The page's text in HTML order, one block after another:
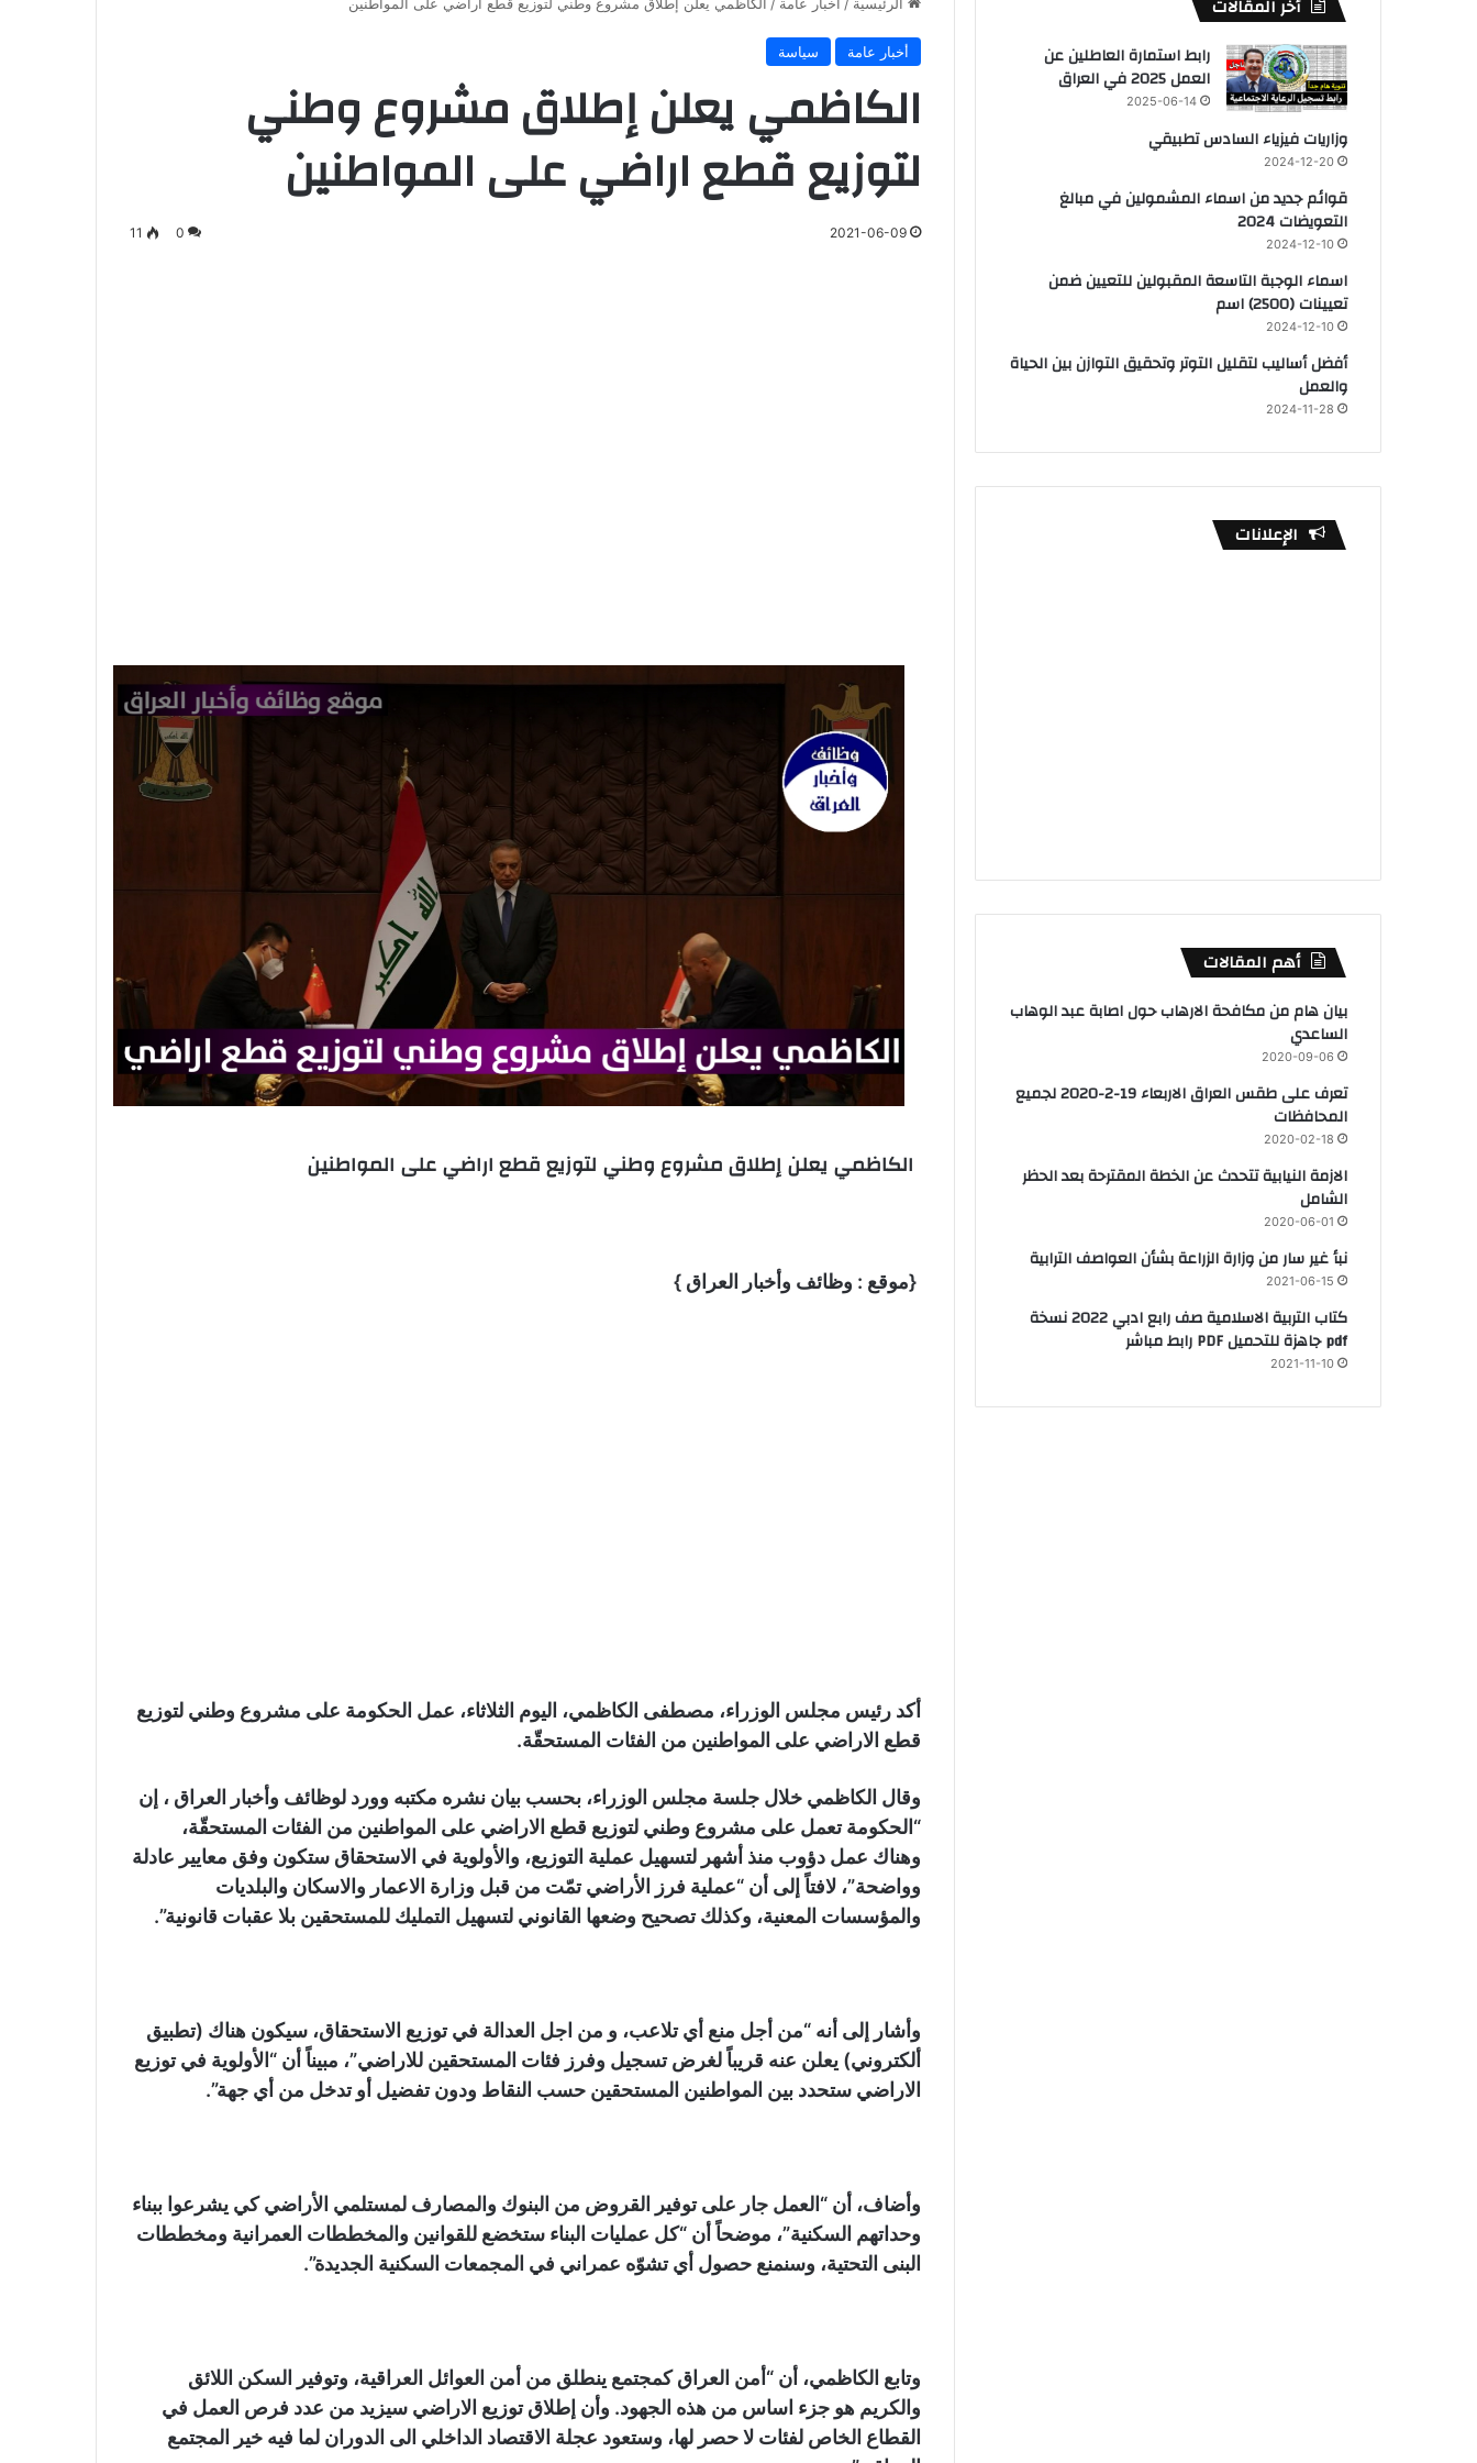
أخبار عامة سياسة
الكاظمي يعلن إطلاق مشروع وطني
لتوزيع قطع اراضي على المواطنين
2021-06-09
0
11
الكاظمي يعلن إطلاق مشروع وطني لتوزيع قطع اراضي على المواطنين
{موقع : وظائف وأخبار العراق }
أكد رئيس مجلس الوزراء، مصطفى الكاظمي، اليوم الثلاثاء، عمل الحكومة على مشروع وطني لتوزيع
قطع الاراضي على المواطنين من الفئات المستحقّة.
وقال الكاظمي خلال جلسة مجلس الوزراء، بحسب بيان نشره مكتبه وورد لوظائف وأخبار العراق ، إن
“الحكومة تعمل على مشروع وطني لتوزيع قطع الاراضي على المواطنين من الفئات المستحقّة،
وهناك عمل دؤوب منذ أشهر لتسهيل عملية التوزيع، والأولوية في الاستحقاق ستكون وفق معايير عادلة
وواضحة”، لافتاً إلى أن “عملية فرز الأراضي تمّت من قبل وزارة الاعمار والاسكان والبلديات
والمؤسسات المعنية، وكذلك تصحيح وضعها القانوني لتسهيل التمليك للمستحقين بلا عقبات قانونية”.
وأشار إلى أنه “من أجل منع أي تلاعب، و من اجل العدالة في توزيع الاستحقاق، سيكون هناك (تطبيق
ألكتروني) يعلن عنه قريباً لغرض تسجيل وفرز فئات المستحقين للاراضي”، مبيناً أن “الأولوية في توزيع
الاراضي ستحدد بين المواطنين المستحقين حسب النقاط ودون تفضيل أو تدخل من أي جهة”.
وأضاف، أن “العمل جار على توفير القروض من البنوك والمصارف لمستلمي الأراضي كي يشرعوا ببناء
وحداتهم السكنية”، موضحاً أن “كل عمليات البناء ستخضع للقوانين والمخططات العمرانية ومخططات
البنى التحتية، وسنمنع حصول أي تشوّه عمراني في المجمعات السكنية الجديدة”.
وتابع الكاظمي، أن “أمن العراق كمجتمع ينطلق من أمن العوائل العراقية، وتوفير السكن اللائق
والكريم هو جزء اساس من هذه الجهود. وأن إطلاق توزيع الاراضي سيزيد من عدد فرص العمل في
القطاع الخاص لفئات لا حصر لها، وستعود عجلة الاقتصاد الداخلي الى الدوران لما فيه خير المجتمع
أخر المقالات
رابط استمارة العاطلين عن
العمل 2025 في العراق
2025-06-14
وزاريات فيزياء السادس تطبيقي
2024-12-20
قوائم جديد من اسماء المشمولين في مبالغ
التعويضات 2024
2024-12-10
اسماء الوجبة التاسعة المقبولين للتعيين ضمن
تعيينات (2500) اسم
2024-12-10
أفضل أساليب لتقليل التوتر وتحقيق التوازن بين الحياة
والعمل
2024-11-28
الإعلانات
أهم المقالات
بيان هام من مكافحة الارهاب حول اصابة عبد الوهاب
الساعدي
2020-09-06
تعرف على طقس العراق الاربعاء 19-2-2020 لجميع
المحافظات
2020-02-18
الازمة النيابية تتحدث عن الخطة المقترحة بعد الحظر
الشامل
2020-06-01
نبأ غير سار من وزارة الزراعة بشأن العواصف الترابية
2021-06-15
كتاب التربية الاسلامية صف رابع ادبي 2022 نسخة
pdf جاهزة للتحميل PDF رابط مباشر
2021-11-10